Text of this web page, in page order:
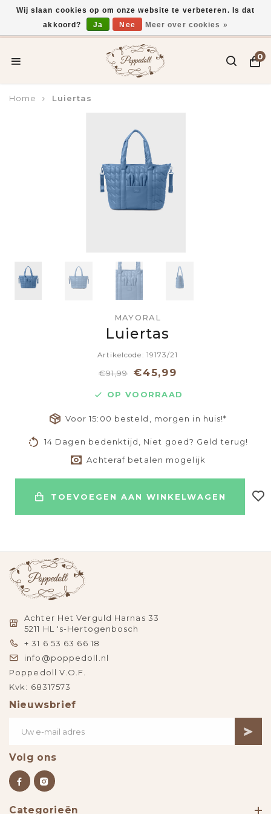
Voor 15:00 uur besteld, vandaag verzonden*
0
Home Luiertas
MAYORAL
Luiertas
Artikelcode: 19173/21
€91,99 €45,99
OP VOORRAAD
Voor 15:00 besteld, morgen in huis!*
14 Dagen bedenktijd, Niet goed? Geld terug!
Achteraf betalen mogelijk
TOEVOEGEN AAN WINKELWAGEN
Achter Het Verguld Harnas 33
5211 HL 's-Hertogenbosch
+ 31 6 53 63 66 18
info@poppedoll.nl
Poppedoll V.O.F.
Kvk: 68317573
Nieuwsbrief
Volg ons
Categorieën
Wij slaan cookies op om onze website te verbeteren. Is dat
akkoord?
Ja Nee Meer over cookies »